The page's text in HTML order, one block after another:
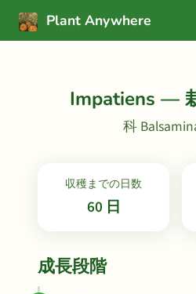
Plant Anywhere
Impatiens —
科
収穫までの日数
60 日
成長段階